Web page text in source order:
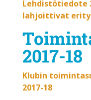
Lehdistötiedote
lahjoittivat
2017-18
Klubin
2017-18